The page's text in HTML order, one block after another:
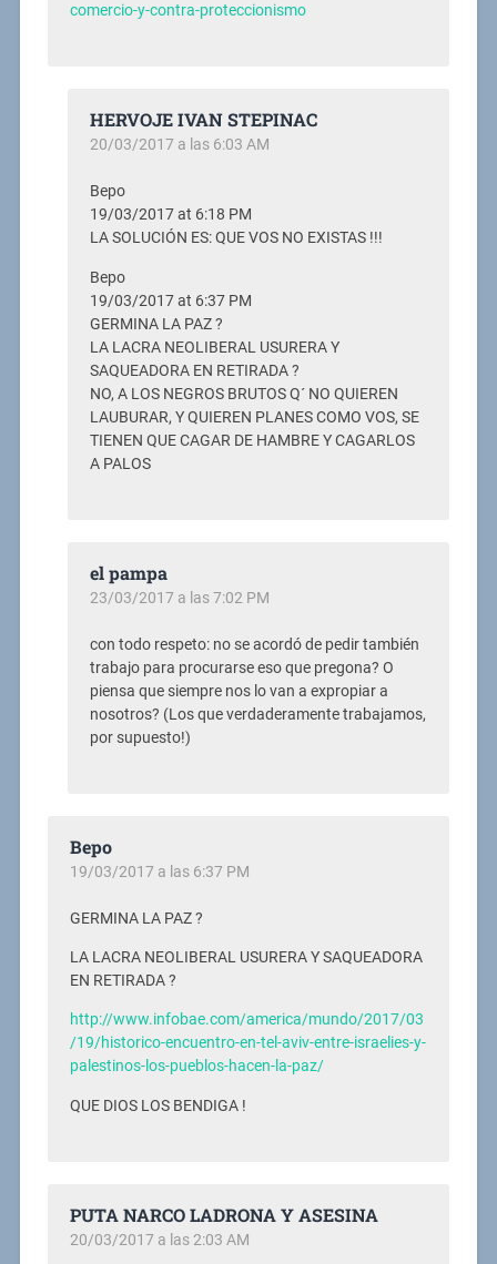
comercio-y-contra-proteccionismo
HERVOJE IVAN STEPINAC
20/03/2017 a las 6:03 AM
Bepo
19/03/2017 at 6:18 PM
LA SOLUCIÓN ES: QUE VOS NO EXISTAS !!!
Bepo
19/03/2017 at 6:37 PM
GERMINA LA PAZ ?
LA LACRA NEOLIBERAL USURERA Y
SAQUEADORA EN RETIRADA ?
NO, A LOS NEGROS BRUTOS Q´ NO QUIEREN
LAUBURAR, Y QUIEREN PLANES COMO VOS, SE
TIENEN QUE CAGAR DE HAMBRE Y CAGARLOS
A PALOS
el pampa
23/03/2017 a las 7:02 PM
con todo respeto: no se acordó de pedir también
trabajo para procurarse eso que pregona? O
piensa que siempre nos lo van a expropiar a
nosotros? (Los que verdaderamente trabajamos,
por supuesto!)
Bepo
19/03/2017 a las 6:37 PM
GERMINA LA PAZ ?
LA LACRA NEOLIBERAL USURERA Y SAQUEADORA
EN RETIRADA ?
http://www.infobae.com/america/mundo/2017/03
/19/historico-encuentro-en-tel-aviv-entre-israelies-y-
palestinos-los-pueblos-hacen-la-paz/
QUE DIOS LOS BENDIGA !
PUTA NARCO LADRONA Y ASESINA
20/03/2017 a las 2:03 AM